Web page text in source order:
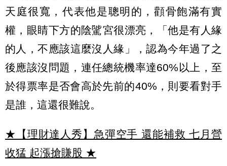
天庭很寬，代表他是聰明的，顴骨飽滿有實
權，眼睛下方的陰騭宮很漂亮，「他是有人緣
的人，不應該這麼沒人緣」，認為今年過了之
後應該沒問題，連任總統機率達60%以上，至
於得票率是否會高於先前的40%，則要看對手
是誰，這還很難說。
★【理財達人秀】急彈空手 還能補救 七月營
收猛 起漲搶賺股 ★